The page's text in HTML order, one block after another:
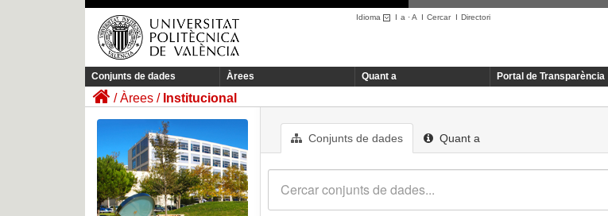
Idioma I a ·A I CercarI Directori
Conjunts de dades Àrees Quant a Portal de Transparència
Àrees Institucional
Conjunts de dades Quant a